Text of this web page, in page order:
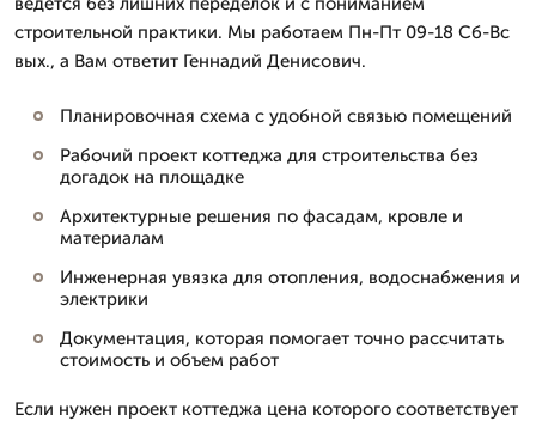
строительной практики. Мы работаем Пн-Пт 09-18 Сб-Вс
вых., а Вам ответит Геннадий Денисович.
Планировочная схема с удобной связью помещений
Рабочий проект коттеджа для строительства без
догадок на площадке
Архитектурные решения по фасадам, кровле и
материалам
Инженерная увязка для отопления, водоснабжения и
электрики
Документация, которая помогает точно рассчитать
стоимость и объем работ
Если нужен проект коттеджа цена которого соответствует